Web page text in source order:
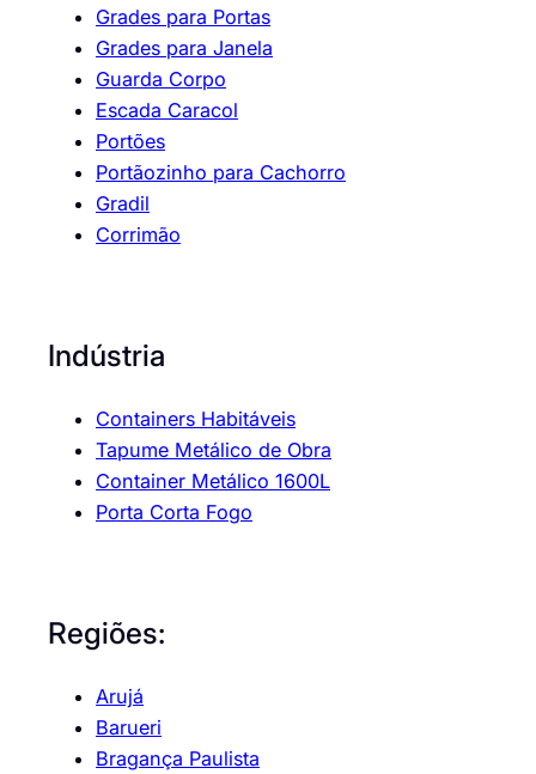
Grades para Portas
Grades para Janela
Guarda Corpo
Escada Caracol
Portões
Portãozinho para Cachorro
Gradil
Corrimão
Indústria
Containers Habitáveis
Tapume Metálico de Obra
Container Metálico 1600L
Porta Corta Fogo
Regiões:
Arujá
Barueri
Bragança Paulista